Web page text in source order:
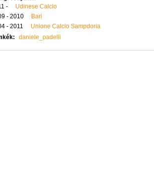
-
Udinese Calcio
- 2010
Bari
- 2011
Unione Calcio Sampdoria
daniele_padelli